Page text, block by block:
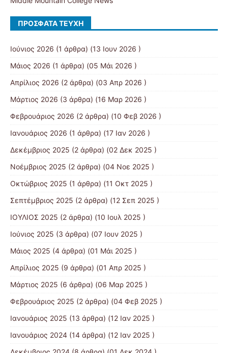
ΠΡΌΣΦΑΤΑ ΤΕΎΧΗ
Ιούνιος 2026 (1 άρθρα) (13 Ιουν 2026 )
Μάιος 2026 (1 άρθρα) (05 Μάι 2026 )
Απρίλιος 2026 (2 άρθρα) (03 Απρ 2026 )
Μάρτιος 2026 (3 άρθρα) (16 Μαρ 2026 )
Φεβρουάριος 2026 (2 άρθρα) (10 Φεβ 2026 )
Ιανουάριος 2026 (1 άρθρα) (17 Ιαν 2026 )
Δεκέμβριος 2025 (2 άρθρα) (02 Δεκ 2025 )
Νοέμβριος 2025 (2 άρθρα) (04 Νοε 2025 )
Οκτώβριος 2025 (1 άρθρα) (11 Οκτ 2025 )
Σεπτέμβριος 2025 (2 άρθρα) (12 Σεπ 2025 )
ΙΟΥΛΙΟΣ 2025 (2 άρθρα) (10 Ιουλ 2025 )
Ιούνιος 2025 (3 άρθρα) (07 Ιουν 2025 )
Μάιος 2025 (4 άρθρα) (01 Μάι 2025 )
Απρίλιος 2025 (9 άρθρα) (01 Απρ 2025 )
Μάρτιος 2025 (6 άρθρα) (06 Μαρ 2025 )
Φεβρουάριος 2025 (2 άρθρα) (04 Φεβ 2025 )
Ιανουάριος 2025 (13 άρθρα) (12 Ιαν 2025 )
Ιανουάριος 2024 (14 άρθρα) (12 Ιαν 2025 )